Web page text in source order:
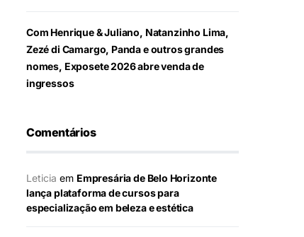
Com Henrique & Juliano, Natanzinho Lima,
Zezé di Camargo, Panda e outros grandes
nomes, Exposete 2026 abre venda de
ingressos
Comentários
Leticia em Empresária de Belo Horizonte
lança plataforma de cursos para
especialização em beleza e estética